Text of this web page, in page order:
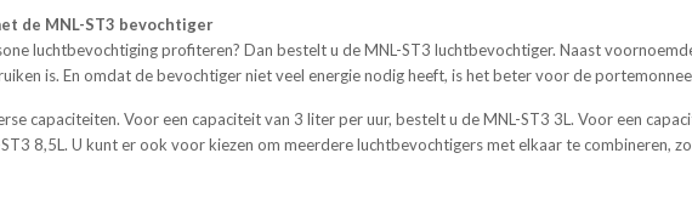
de MNL-ST3 bevochtiger
luchtbevochtiging profiteren? Dan bestelt u de MNL-ST3 luchtbevochtiger. Naast
is. En omdat de bevochtiger niet veel energie nodig heeft, is het beter voor de
capaciteiten. Voor een capaciteit van 3 liter per uur, bestelt u de MNL-ST3 3L. Voor een
8,5L. U kunt er ook voor kiezen om meerdere luchtbevochtigers met elkaar te combineren,